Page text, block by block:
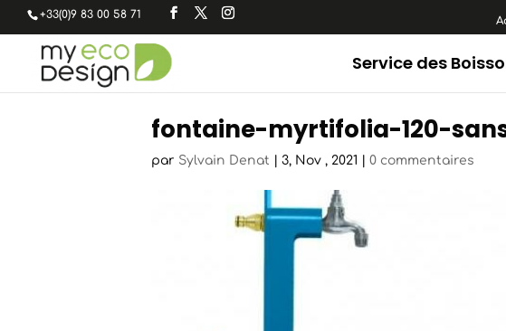
+33(0)9 83 00 58 71
Service des
fontaine-myrtifolia-120-
par Sylvain Denat 3, Nov , 2021 0 commentaires